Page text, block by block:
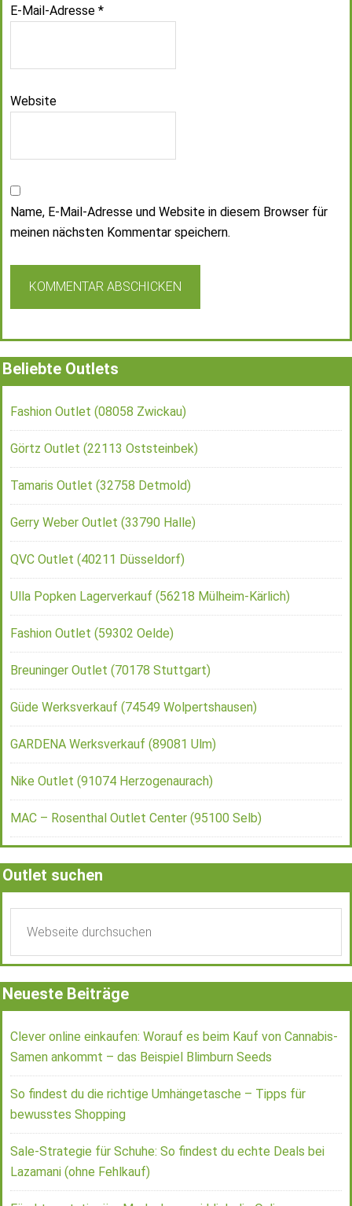
E-Mail-Adresse *
Website
Name, E-Mail-Adresse und Website in diesem Browser für
meinen nächsten Kommentar speichern.
Beliebte Outlets
Fashion Outlet (08058 Zwickau)
Görtz Outlet (22113 Oststeinbek)
Tamaris Outlet (32758 Detmold)
Gerry Weber Outlet (33790 Halle)
QVC Outlet (40211 Düsseldorf)
Ulla Popken Lagerverkauf (56218 Mülheim-Kärlich)
Fashion Outlet (59302 Oelde)
Breuninger Outlet (70178 Stuttgart)
Güde Werksverkauf (74549 Wolpertshausen)
GARDENA Werksverkauf (89081 Ulm)
Nike Outlet (91074 Herzogenaurach)
MAC – Rosenthal Outlet Center (95100 Selb)
Outlet suchen
Neueste Beiträge
Clever online einkaufen: Worauf es beim Kauf von Cannabis-
Samen ankommt – das Beispiel Blimburn Seeds
So findest du die richtige Umhängetasche – Tipps für
bewusstes Shopping
Sale-Strategie für Schuhe: So findest du echte Deals bei
Lazamani (ohne Fehlkauf)